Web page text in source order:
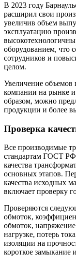
В 2023 году
расширил свои
увеличив объем
эксплуатацию
оборудованием, что
сотрудников и
целом.
Увеличение объемов
компании на рынке
образом, можно
продукции и более
Проверка
Все производимые
стандартам ГОСТ РФ
качества
основных этапов.
качества исходных
включает проверку
Проверяются
обмоток,
обмоток,
нагрузке, потерь
изоляции на
короткое замыкание